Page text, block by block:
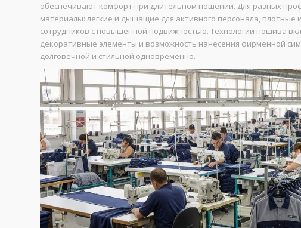
обеспечивают комфорт при длительном ношении. Для разных
материалы: легкие и дышащие для активного персонала, плотные
сотрудников с повышенной подвижностью. Технологии пошива
декоративные элементы и возможность нанесения фирменной
долговечной и стильной одновременно.